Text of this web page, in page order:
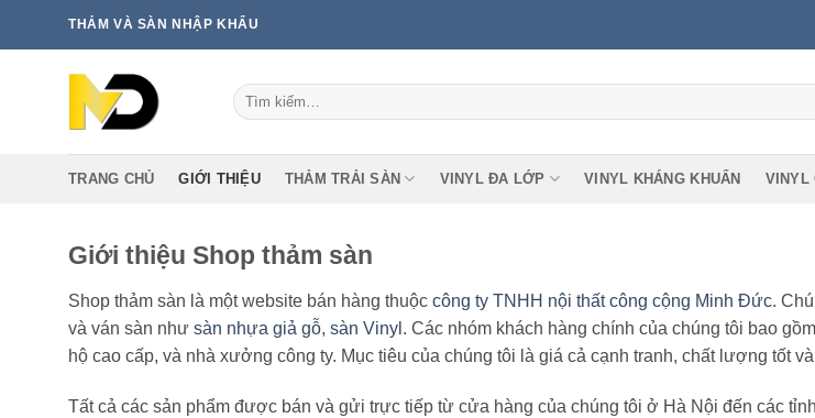
THẢM VÀ SÀN NHẬP KHẨU
Tìm
kiếm:
TRANG CHỦ GIỚI THIỆU THẢM TRẢI SÀN VINYL ĐA LỚP VINYL KHÁNG KHUẨN VINYL
Giới thiệu Shop thảm sàn
Shop thảm sàn là một website bán hàng thuộc công ty TNHH nội thất công cộng Minh Đức.
và ván sàn như sàn nhựa giả gỗ, sàn Vinyl . Các nhóm khách hàng chính của chúng tôi bao
hộ cao cấp, và nhà xưởng công ty. Mục tiêu của chúng tôi là giá cả cạnh tranh, chất lượng tốt
Tất cả các sản phẩm được bán và gửi trực tiếp từ cửa hàng của chúng tôi ở Hà Nội đến các